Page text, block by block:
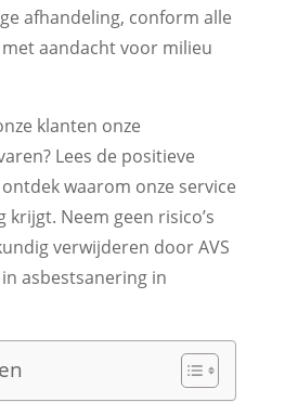
afhandeling, conform alle
aandacht voor milieu
klanten onze
Lees de positieve
waarom onze service
Neem geen risico’s
verwijderen door AVS
asbestsanering in